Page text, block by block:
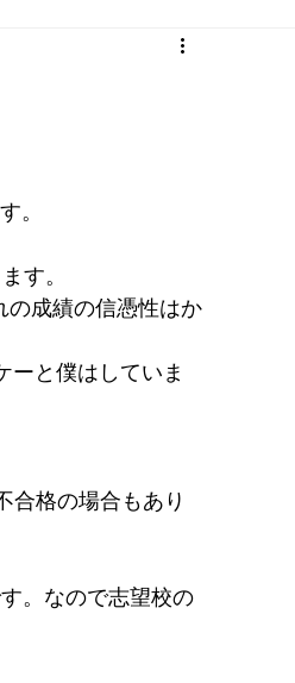
。
す。
の成績の信憑性はか
ーと僕はしていま
合格の場合もあり
。なので志望校の